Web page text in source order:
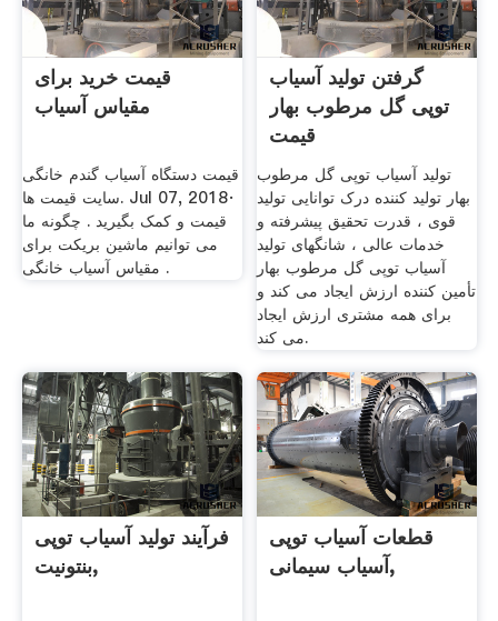
قیمت خرید برای
مقیاس آسیاب
قیمت دستگاه آسیاب گندم خانگی
سایت قیمت ها. Jul 07, 2018·
قیمت و کمک بگیرید . چگونه ما
می توانیم ماشین بریکت برای
مقیاس آسیاب خانگی .
گرفتن تولید آسیاب
توپی گل مرطوب بهار
قیمت
تولید آسیاب توپی گل مرطوب
بهار تولید کننده درک توانایی تولید
قوی ، قدرت تحقیق پیشرفته و
خدمات عالی ، شانگهای تولید
آسیاب توپی گل مرطوب بهار
تأمین کننده ارزش ایجاد می کند و
برای همه مشتری ارزش ایجاد
می کند.
فرآیند تولید آسیاب توپی
بنتونیت,
قطعات آسیاب توپی
آسیاب سیمانی,